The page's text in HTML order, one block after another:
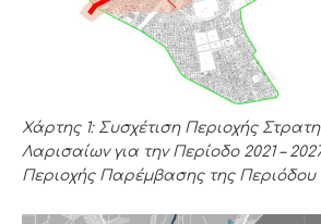
Χάρτης 1: Συσχέτιση Περιοχής
Λαρισαίων για την Περίοδο 2021 –
Περιοχής Παρέμβασης της Περιόδου